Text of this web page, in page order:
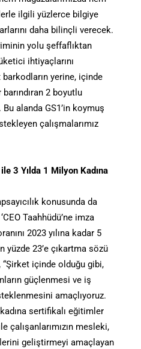
ilgili yüzlerce bilgiye
daha bilinçli verecek.
yolu şeffaflıktan
ihtiyaçlarını
barkodların yerine, içinde
2 boyutlu
alanda GS1’in koymuş
çalışmalarımız
3 Yılda 1 Milyon Kadına
konusunda da
Taahhüdü’ne imza
2023 yılına kadar 5
yüzde 23’e çıkartma sözü
içinde olduğu gibi,
güçlenmesi ve iş
amaçlıyoruz.
sertifikalı eğitimler
çalışanlarımızın mesleki,
geliştirmeyi amaçlayan